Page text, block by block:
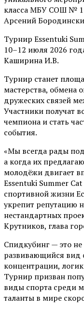
класса МБУ СОШ №
Арсений
Турнир Essentuki
10–12 июля 2026
Каширина И.В.
Турнир станет
мастерства, обмена
дружеских связей
Участники получат
чемпиона и стать
события.
«Мы всегда рады
а когда их
молодёжи двигает
Essentuki Summer
спортивной жизни
укрепит репутацию
нестандартных
Крутников, глава
Спидкубинг — это
развивающийся вид
концентрации,
Турнир призван
виды спорта среди
таланты в мире